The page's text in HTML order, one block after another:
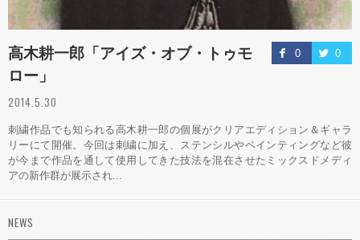
0 0
高木耕一郎「アイズ・オブ・トゥモ
ロー」
2014.5.30
刺繍作品でも知られる高木耕一郎の個展がクリアエディション＆ギャラ
リーにて開催。今回は刺繍に加え、ステンシルやペインティングなど彼
が今まで作品を通して使用してきた技法を混在させたミックスドメディ
アの新作群が展示され...
NEWS